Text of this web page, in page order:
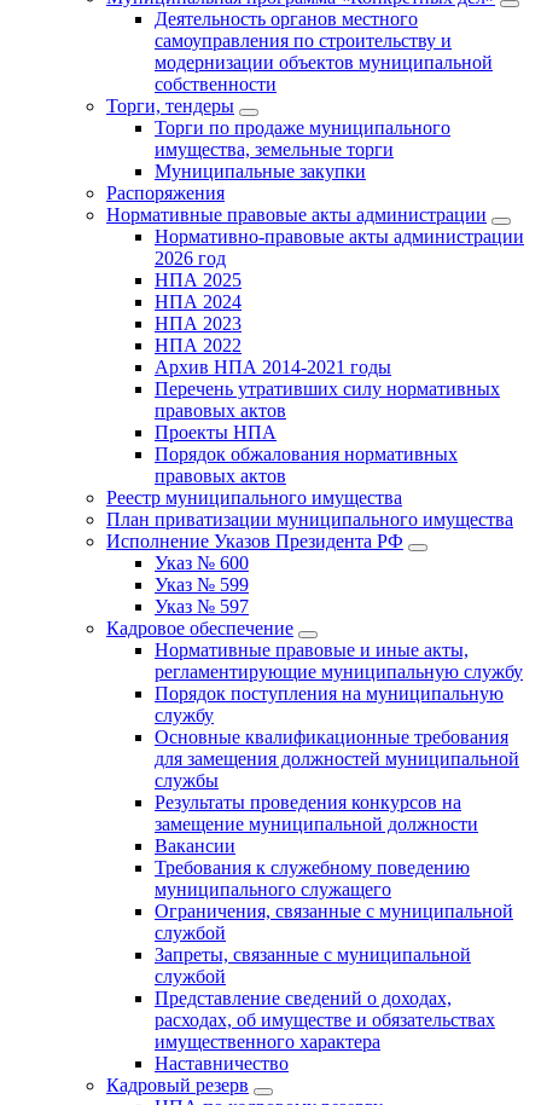
Деятельность органов местного
самоуправления по строительству и
модернизации объектов муниципальной
собственности
Торги, тендеры
Торги по продаже муниципального
имущества, земельные торги
Муниципальные закупки
Распоряжения
Нормативные правовые акты администрации
Нормативно-правовые акты администрации
2026 год
НПА 2025
НПА 2024
НПА 2023
НПА 2022
Архив НПА 2014-2021 годы
Перечень утративших силу нормативных
правовых актов
Проекты НПА
Порядок обжалования нормативных
правовых актов
Реестр муниципального имущества
План приватизации муниципального имущества
Исполнение Указов Президента РФ
Указ № 600
Указ № 599
Указ № 597
Кадровое обеспечение
Нормативные правовые и иные акты,
регламентирующие муниципальную службу
Порядок поступления на муниципальную
службу
Основные квалификационные требования
для замещения должностей муниципальной
службы
Результаты проведения конкурсов на
замещение муниципальной должности
Вакансии
Требования к служебному поведению
муниципального служащего
Ограничения, связанные с муниципальной
службой
Запреты, связанные с муниципальной
службой
Представление сведений о доходах,
расходах, об имуществе и обязательствах
имущественного характера
Наставничество
Кадровый резерв